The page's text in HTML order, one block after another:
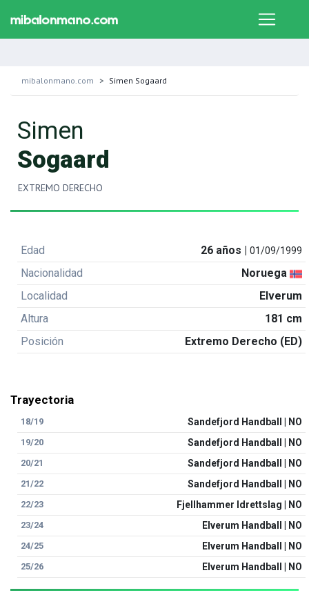
mibalonmano.com Simen Sogaard
Simen
Sogaard
EXTREMO DERECHO
Edad 26 años |01/09/1999
Nacionalidad
Noruega
Localidad
Elverum
Altura
181 cm
Posición
Extremo Derecho (ED)
Trayectoria
18/19 Sandefjord Handball | NO
19/20 Sandefjord Handball | NO
20/21 Sandefjord Handball | NO
21/22 Sandefjord Handball | NO
22/23 Fjellhammer Idrettslag | NO
23/24 Elverum Handball | NO
24/25 Elverum Handball | NO
25/26 Elverum Handball | NO